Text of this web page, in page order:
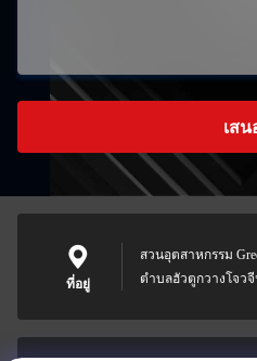
เสน
ที่อยู่
สวนอุตสาหกรรม
ตำบลฮัวตูกวางโจว